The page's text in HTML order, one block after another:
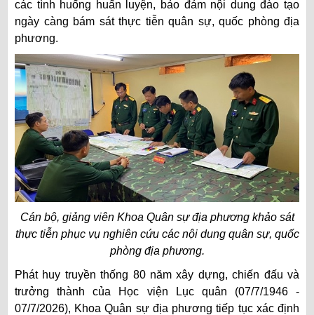
các tình huống huấn luyện, bảo đảm nội dung đào tạo
ngày càng bám sát thực tiễn quân sự, quốc phòng địa
phương.
Cán bộ, giảng viên Khoa Quân sự địa phương khảo sát
thực tiễn phục vụ nghiên cứu các nội dung quân sự, quốc
phòng địa phương.
Phát huy truyền thống 80 năm xây dựng, chiến đấu và
trưởng thành của Học viện Lục quân (07/7/1946 -
07/7/2026), Khoa Quân sự địa phương tiếp tục xác định